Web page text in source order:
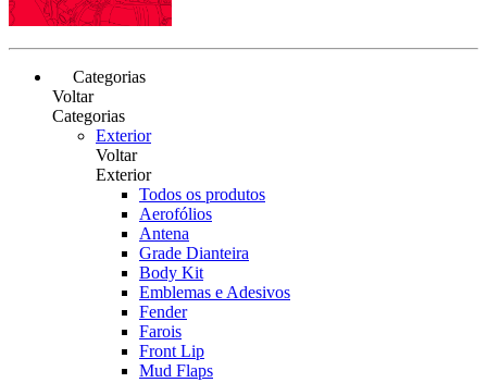
Categorias
Voltar
Categorias
Exterior
Voltar
Exterior
Todos os produtos
Aerofólios
Antena
Grade Dianteira
Body Kit
Emblemas e Adesivos
Fender
Farois
Front Lip
Mud Flaps